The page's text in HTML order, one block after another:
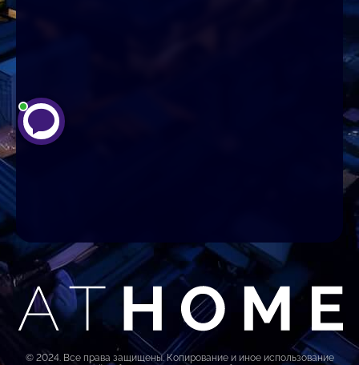
© 2024. Все права защищены. Копирование и иное использование